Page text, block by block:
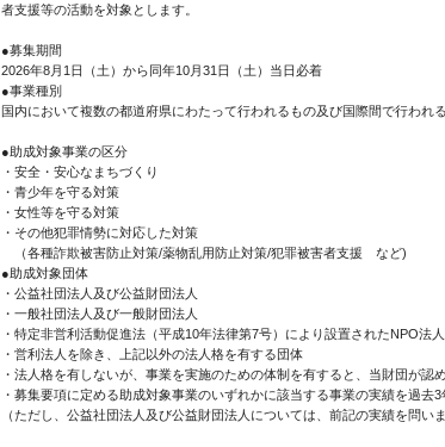
者支援等の活動を対象とします。
●募集期間
2026年8月1日（土）から同年10月31日（土）当日必着
●事業種別
国内において複数の都道府県にわたって行われるもの及び国際間で行われる
●助成対象事業の区分
・安全・安心なまちづくり
・青少年を守る対策
・女性等を守る対策
・その他犯罪情勢に対応した対策
（各種詐欺被害防止対策/薬物乱用防止対策/犯罪被害者支援 など)
●助成対象団体
・公益社団法人及び公益財団法人
・一般社団法人及び一般財団法人
・特定非営利活動促進法（平成10年法律第7号）により設置されたNPO法人
・営利法人を除き、上記以外の法人格を有する団体
・法人格を有しないが、事業を実施のための体制を有すると、当財団が認
・募集要項に定める助成対象事業のいずれかに該当する事業の実績を過去
（ただし、公益社団法人及び公益財団法人については、前記の実績を問いま